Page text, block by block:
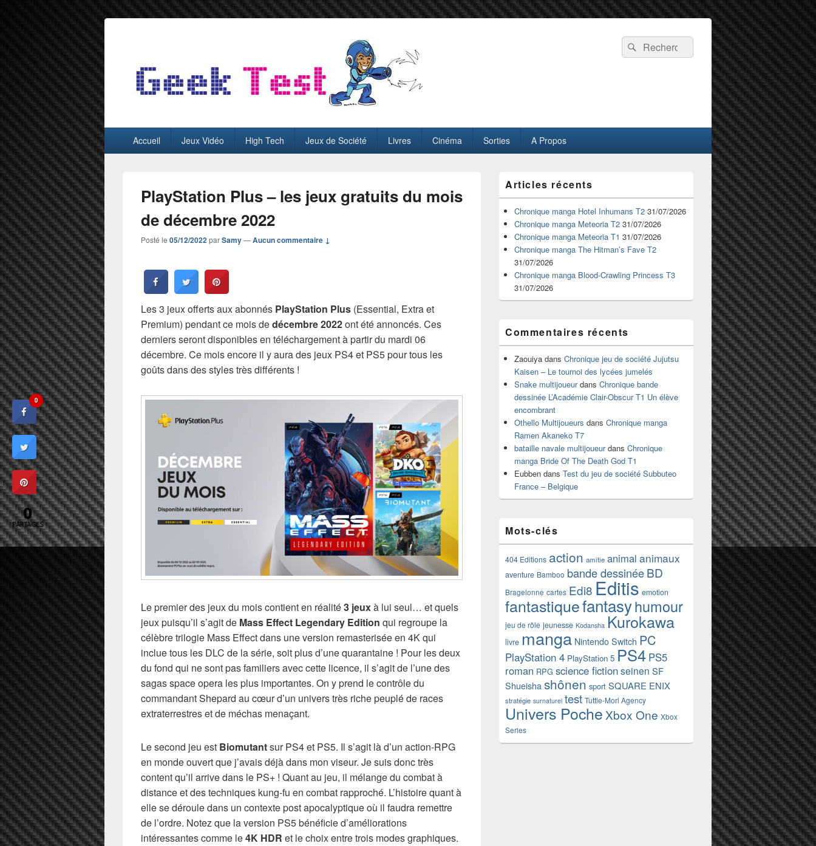
GeekTest
Recherche :
Rechercher
principalAccueil Jeux Vidéo High Tech Jeux de Société Livres Cinéma Sorties A Propos
PlayStation Plus – les jeux gratuits du mois
de décembre 2022
Posté le 05/12/2022parSamy—Aucun commentaire ↓
Les 3 jeux offerts aux abonnés PlayStation Plus (Essential, Extra et
Premium) pendant ce mois dedécembre 2022ont été annoncés. Ces
derniers seront disponibles en téléchargement à partir du mardi 06
décembre. Ce mois encore il y aura des jeux PS4 et PS5 pour tous les
goûts dans des styles très différents !
Le premier des jeux du mois contient en réalité3 jeuxà lui seul… et quels
jeux puisqu’il s’agit de Mass Effect Legendary Edition qui regroupe la
célèbre trilogie Mass Effect dans une version remasterisée en 4K qui
inclue tous les DLC de la série, soit plus d’une quarantaine ! Pour les deux
du fond qui ne sont pas familiers avec cette licence, il s’agit de l’une des
sagas space opera les plus importantes. On y prend le contrôle du
commandant Shepard au cœur d’un univers très riche peuplé de races
extraterrestres et de méchas menaçant.
Le second jeu est Biomutantsur PS4 et PS5. Il s’agit là d’un action-RPG
en monde ouvert que j’avais déjà dans mon viseur. Je suis donc très
content qu’il arrive dans le PS+ ! Quant au jeu, il mélange du combat à
distance et des techniques kung-fu en combat rapproché. L’histoire quant à
elle se déroule dans un contexte post apocalyptique où il faudra remettre
de l’ordre. Notez que la version PS5 bénéficie d’améliorations
intéressantes comme le4K HDR et le choix entre trois modes graphiques.
principale
de
widget
pour
barre
latérale
Articles récents
Chronique manga Hotel Inhumans T2 31/07/2026
Chronique manga Meteoria T2 31/07/2026
Chronique manga Meteoria T1 31/07/2026
Chronique manga The Hitman’s Fave T2
31/07/2026
Chronique manga Blood-Crawling Princess T3
31/07/2026
Commentaires récents
Zaouiya dans Chronique jeu de société Jujutsu
Kaisen – Le tournoi des lycées jumelés
Snake multijoueurdans Chronique bande
dessinée L’Académie Clair-Obscur T1 Un élève
encombrant
Othello Multijoueurs dans Chronique manga
Ramen Akaneko T7
bataille navale multijoueurdans Chronique
manga Bride Of The Death God T1
Eubben dans Test du jeu de société Subbuteo
France – Belgique
Mots-clés
404 Editions action amitie animal animaux
aventure Bamboo bande dessinéeBD
Bragelonne cartes Edi8 Editis emotion
fantastiquefantasyhumour
jeu de rôle jeunesse Kodansha Kurokawa
livre manga Nintendo Switch PC
PlayStation 4 PlayStation 5 PS4 PS5
roman RPG science fictionseinen SF
Shueisha shônen sport SQUARE ENIX
stratégie surnaturel test Tuttle-Mori Agency
Univers Poche Xbox One Xbox
Series
0
0
PARTAGES